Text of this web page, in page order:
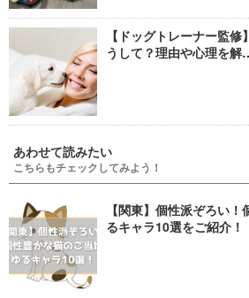
【ドッグトレーナー監
うして？理由や心理を
あわせて読みたい
こちらもチェックしてみよう！
【関東】個性派ぞろい
るキャラ10選をご紹介！